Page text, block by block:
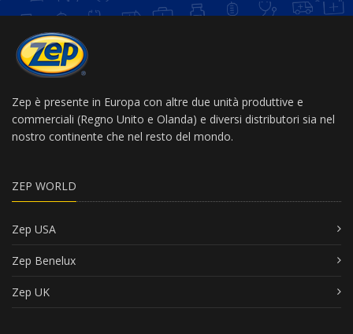
Zep è presente in Europa con altre due unità produttive e
commerciali (Regno Unito e Olanda) e diversi distributori sia nel
nostro continente che nel resto del mondo.
ZEP WORLD
Zep USA
Zep Benelux
Zep UK